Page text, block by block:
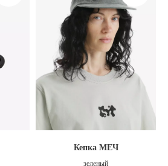
Кепка МЕЧ
зеленый